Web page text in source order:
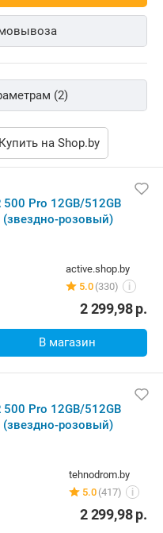
(2)
Купить на Shop.by
Pro 12GB/512GB
(звездно-розовый)
active.shop.by
5.0 (330) i
2 299,98р.
В магазин
Pro 12GB/512GB
(звездно-розовый)
tehnodrom.by
5.0 (417) i
2 299,98р.